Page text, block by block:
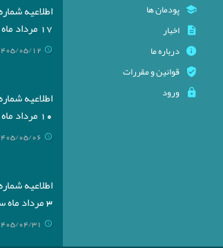
پودمان ها
اخبار
درباره ما
قوانین و مقررات
ورود
17 مرداد ماه سال 1405
05/12
10 مرداد ماه سال 1405
05/06
3 مرداد ماه سال 1405
04/31